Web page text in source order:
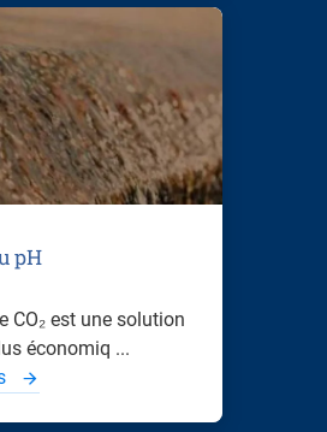
pH
CO₂ est une solution
économiq ...